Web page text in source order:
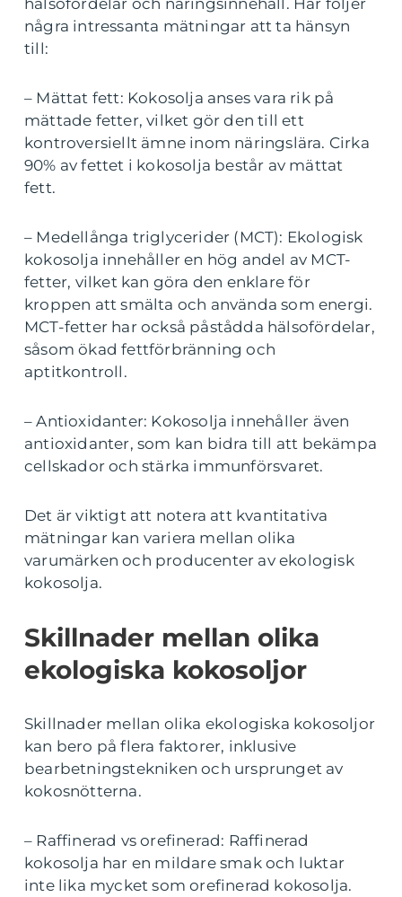
några intressanta mätningar att ta hänsyn
till:
– Mättat fett: Kokosolja anses vara rik på
mättade fetter, vilket gör den till ett
kontroversiellt ämne inom näringslära. Cirka
90% av fettet i kokosolja består av mättat
fett.
– Medellånga triglycerider (MCT): Ekologisk
kokosolja innehåller en hög andel av MCT-
fetter, vilket kan göra den enklare för
kroppen att smälta och använda som energi.
MCT-fetter har också påstådda hälsofördelar,
såsom ökad fettförbränning och
aptitkontroll.
– Antioxidanter: Kokosolja innehåller även
antioxidanter, som kan bidra till att bekämpa
cellskador och stärka immunförsvaret.
Det är viktigt att notera att kvantitativa
mätningar kan variera mellan olika
varumärken och producenter av ekologisk
kokosolja.
Skillnader mellan olika
ekologiska kokosoljor
Skillnader mellan olika ekologiska kokosoljor
kan bero på flera faktorer, inklusive
bearbetningstekniken och ursprunget av
kokosnötterna.
– Raffinerad vs orefinerad: Raffinerad
kokosolja har en mildare smak och luktar
inte lika mycket som orefinerad kokosolja.